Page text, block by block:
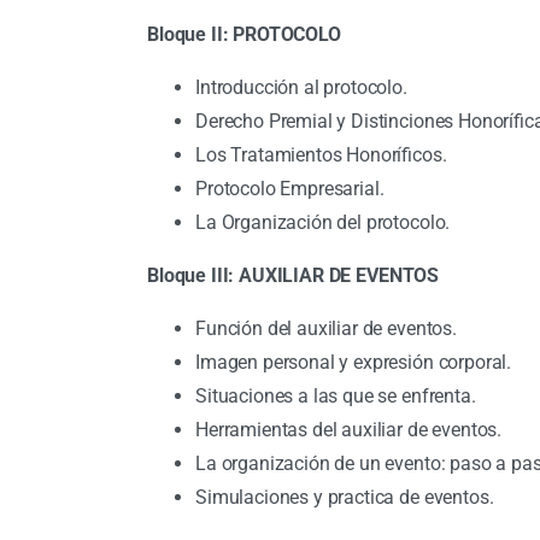
Bloque II: PROTOCOLO
Introducción al protocolo.
Derecho Premial y Distinciones
Los Tratamientos Honoríficos.
Protocolo Empresarial.
La Organización del protocolo.
Bloque III: AUXILIAR DE EVENTOS
Función del auxiliar de eventos.
Imagen personal y expresión corporal.
Situaciones a las que se enfrenta.
Herramientas del auxiliar de eventos.
La organización de un evento: paso a
Simulaciones y practica de eventos.